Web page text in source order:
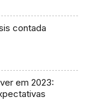
contada
em 2023: